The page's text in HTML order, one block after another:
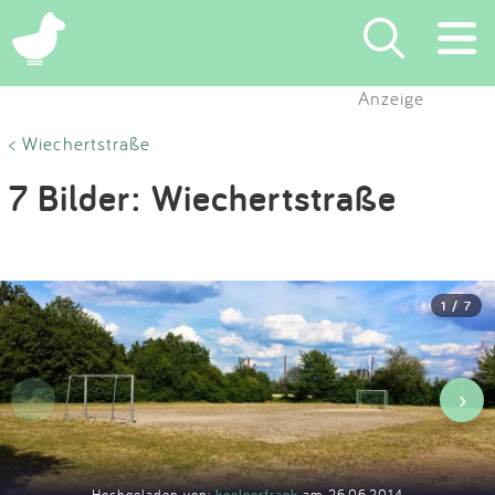
×
Eintragen
Blog
Partner
Kontakt
Anzeige
< Wiechertstraße
7 Bilder: Wiechertstraße
1 / 7
‹ ›